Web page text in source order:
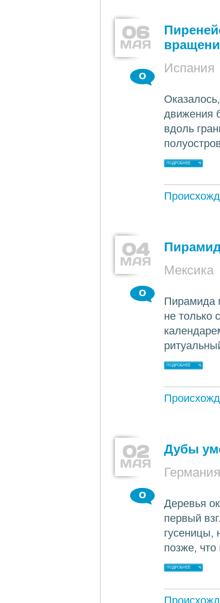
06
МАЯ
Испания
0
движения
вдоль
ПОДРОБНЕЕ
04
МАЯ
Мексика
0
Пирамида
не только
ПОДРОБНЕЕ
02
МАЯ
Дубы
Германия
0
Деревья
первый
гусеницы,
позже, что
ПОДРОБНЕЕ